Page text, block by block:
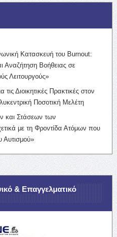
Κατασκευή του Burnout:
Αναζήτηση Βοήθειας σε
Λειτουργούς»
Διοικητικές Πρακτικές στον
Ποσοτική Μελέτη
και Στάσεων των
με τη Φροντίδα Ατόμων που
Αυτισμού»
& Επαγγελματικό